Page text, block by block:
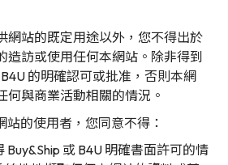
網站的既定用途以外，您不得出於
造訪或使用任何本網站。除非得到
B4U 的明確認可或批准，否則本網
何與商業活動相關的情況。
站的使用者，您同意不得：
Buy&Ship 或 B4U 明確書面許可的情